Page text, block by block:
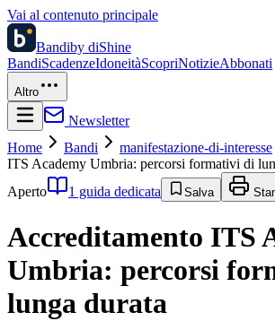
Vai al contenuto principale
Bandiby diShine
BandiScadenzeIdoneitàScopriNotizieAbbonati
Altro
Newsletter
Home
Bandi manifestazione-di-interesse
ITS Academy Umbria: percorsi formativi di
Aperto
1 guida dedicata Salva
Accreditamento ITS
Umbria: percorsi
lunga durata